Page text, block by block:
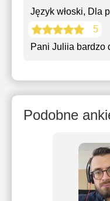
Język włoski, Dla
5
Pani Juliia bardzo
Podobne